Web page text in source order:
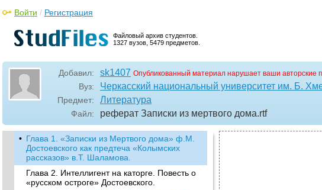
Файловый архив студентов.
1327 вузов, 5479 предметов.
Войти / Регистрация
Добавил: sk1407 Опубликованный материал нарушает ваши авторские
Вуз: Черкасский национальный университет им. Б.
Предмет: Литература
Файл: реферат Записки из мертвого дома.rtf
• Глава 1. «Записки из Мертвого дома» ф.М.
Достоевского как предтеча «Колымских
рассказов» в.Т. Шаламова.
Глава 2. Интеллигент на каторге. Повесть о
«русском остроге» Достоевского.